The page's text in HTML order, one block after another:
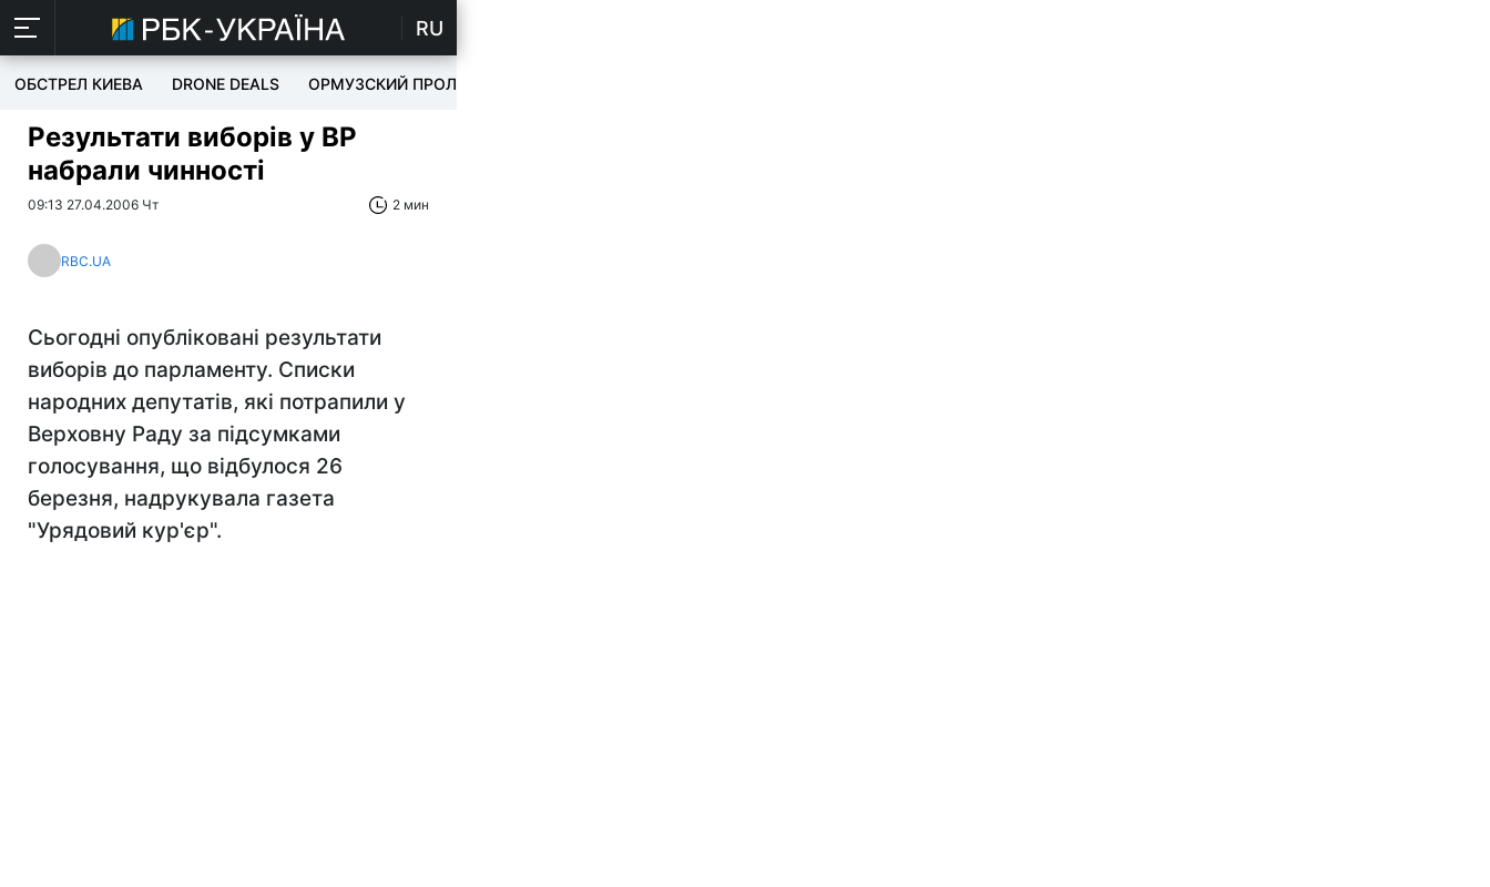
RU
ОБСТРЕЛ КИЕВА DRONE DEALS ОРМУЗСКИЙ ПРОЛИВ
Результати виборів у ВР
набрали чинності
09:13 27.04.2006 Чт 2 мин
RBC.UA
Сьогодні опубліковані результати
виборів до парламенту. Списки
народних депутатів, які потрапили у
Верховну Раду за підсумками
голосування, що відбулося 26
березня, надрукувала газета
"Урядовий кур'єр".